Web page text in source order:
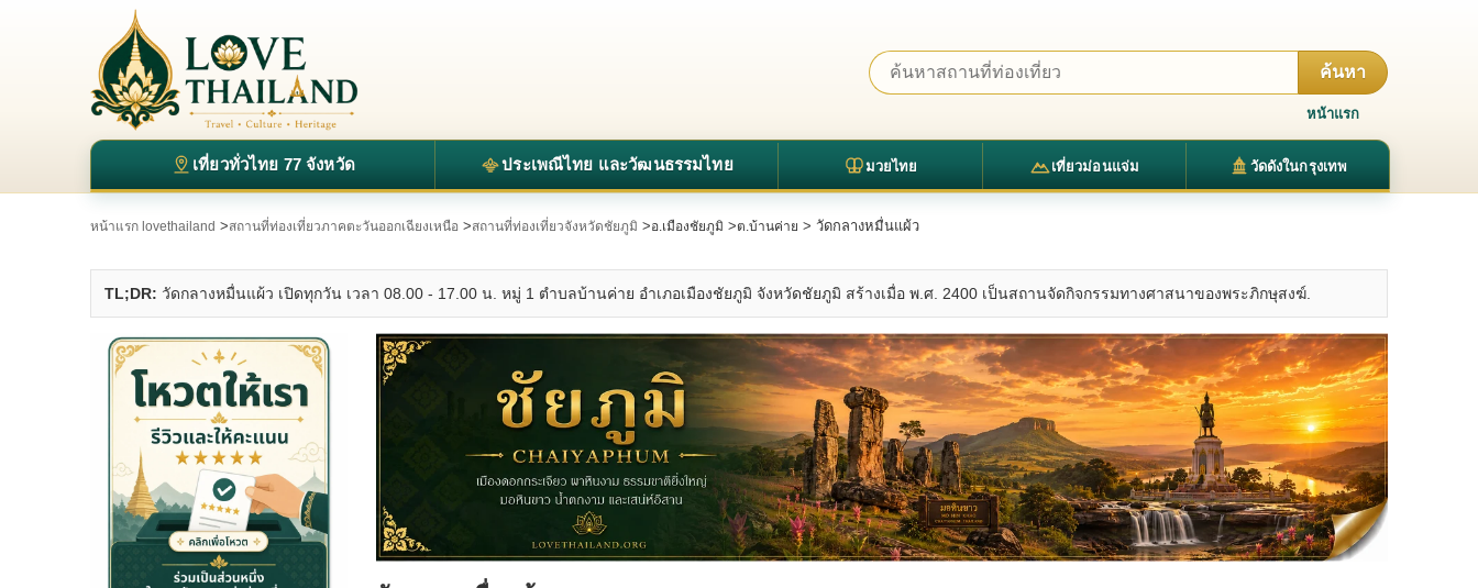
ค้นหา
หน้าแรก
เที่ยวทั่วไทย 77 จังหวัด ประเพณีไทย และวัฒนธรรมไทย มวยไทย เที่ยวม่อนแจ่ม วัดดังในกรุงเทพ
หน้าแรก lovethailand >สถานที่ท่องเที่ยวภาคตะวันออกเฉียงเหนือ >สถานที่ท่องเที่ยวจังหวัดชัยภูมิ >อ.เมืองชัยภูมิ >ต.บ้านค่าย > วัดกลางหมื่นแผ้ว
TL;DR: วัดกลางหมื่นแผ้ว เปิดทุกวัน เวลา 08.00 - 17.00 น. หมู่ 1 ตำบลบ้านค่าย อำเภอเมืองชัยภูมิ จังหวัดชัยภูมิ สร้างเมื่อ พ.ศ. 2400 เป็นสถานจัดกิจกรรมทางศาสนาของพระภิกษุสงฆ์.